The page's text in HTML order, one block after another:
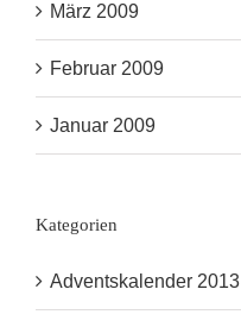
März 2009
Februar 2009
Januar 2009
Kategorien
Adventskalender 2013